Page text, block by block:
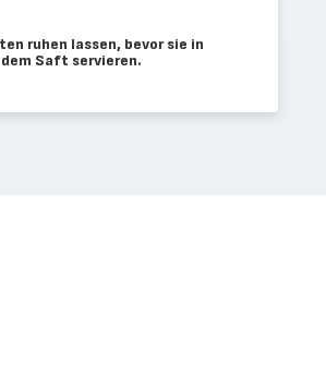
ruhen lassen, bevor sie in
Saft servieren.